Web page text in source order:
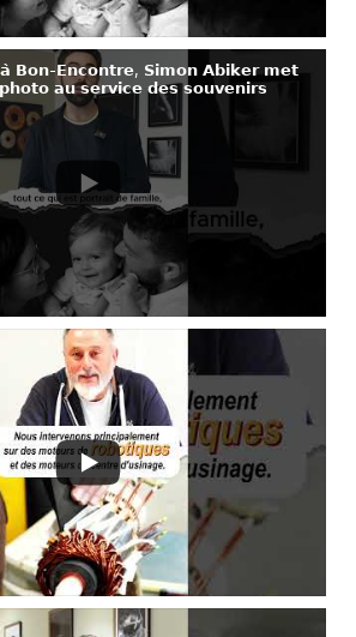
𝗕𝗼𝗻-𝗘𝗻𝗰𝗼𝗻𝘁𝗿𝗲, 𝗦𝗶𝗺𝗼𝗻 𝗔𝗯𝗶𝗸𝗲𝗿 𝗺𝗲𝘁
𝗽𝗵𝗼𝘁𝗼 𝗮𝘂 𝘀𝗲𝗿𝘃𝗶𝗰𝗲 𝗱𝗲𝘀 𝘀𝗼𝘂𝘃𝗲𝗻𝗶𝗿𝘀